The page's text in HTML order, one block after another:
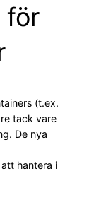
för
(t.ex.
tack vare
De nya
hantera i